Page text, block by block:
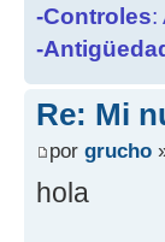
-Controles:
-
Re: Mi
por grucho
hola